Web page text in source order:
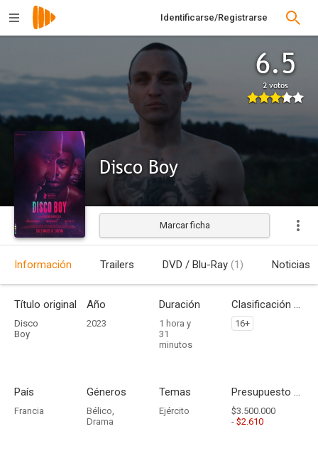
Identificarse/Registrarse
6.5
2 votos
Disco Boy
Estrenada
Marcar ficha
Información Trailers DVD / Blu-Ray (1) Noticias
Título original
Disco
Boy
Año
2023
Duración
1 hora y
31
minutos
Clasificación por edades
16+
País
Francia
Géneros
Bélico,
Drama
Temas
Ejército
Presupuesto - Ingresos
$3.500.000
- $2.610